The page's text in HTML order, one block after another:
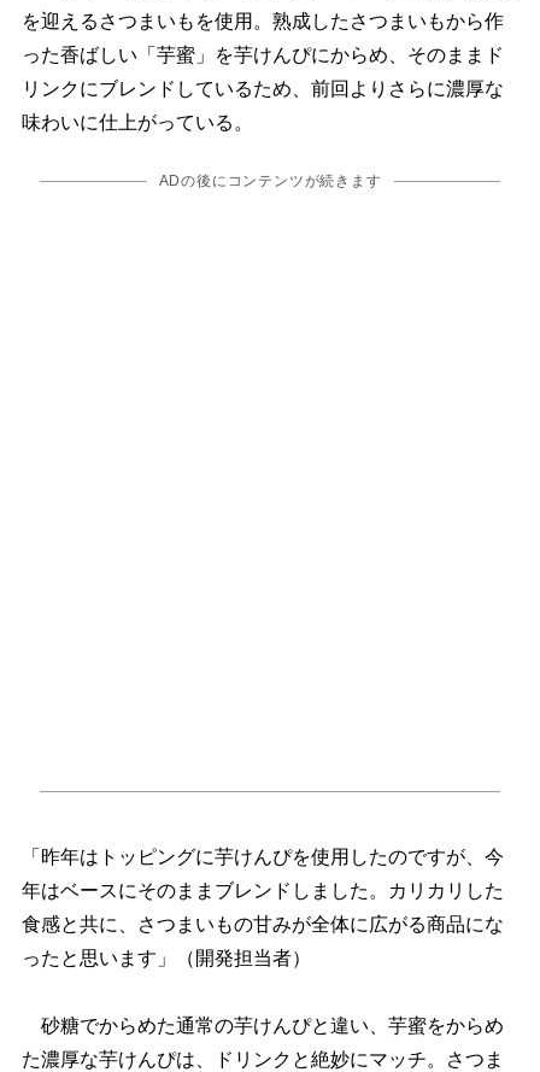
を迎えるさつまいもを使用。熟成したさつまいもから作
った香ばしい「芋蜜」を芋けんぴにからめ、そのままド
リンクにブレンドしているため、前回よりさらに濃厚な
味わいに仕上がっている。
ADの後にコンテンツが続きます
「昨年はトッピングに芋けんぴを使用したのですが、今
年はベースにそのままブレンドしました。カリカリした
食感と共に、さつまいもの甘みが全体に広がる商品にな
ったと思います」（開発担当者）
砂糖でからめた通常の芋けんぴと違い、芋蜜をからめ
た濃厚な芋けんぴは、ドリンクと絶妙にマッチ。さつま